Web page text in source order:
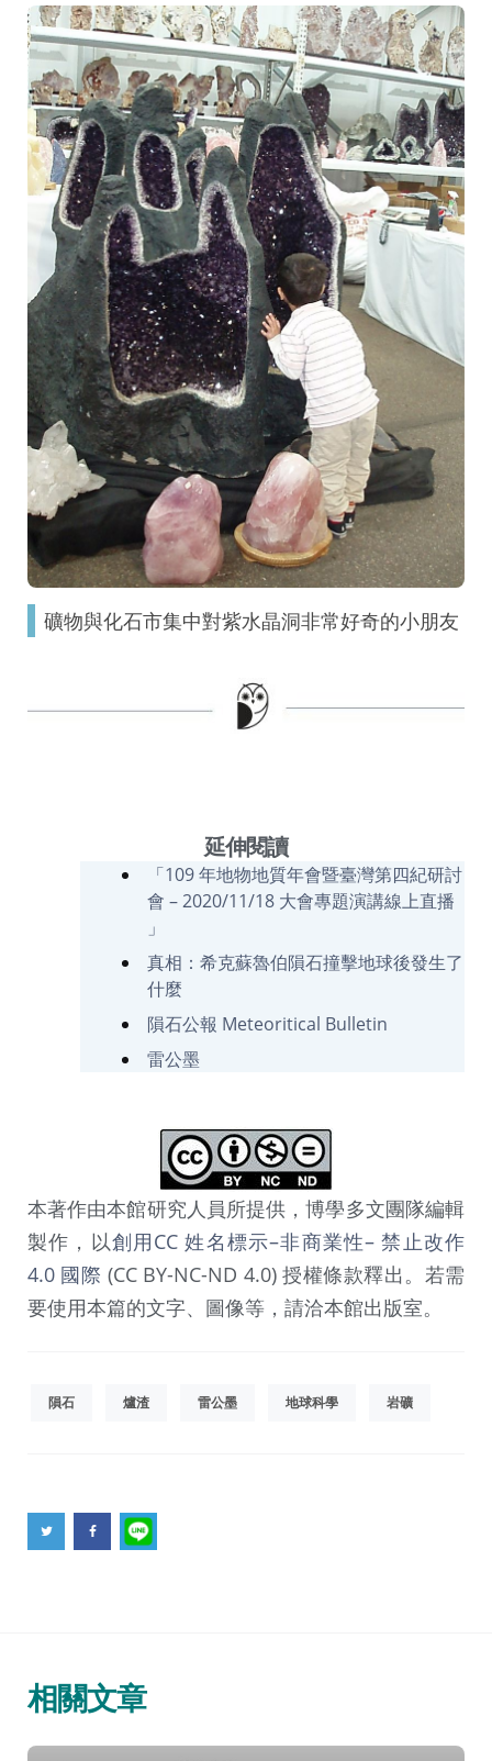
礦物與化石市集中對紫水晶洞非常好奇的小朋友
延伸閱讀
「109 年地物地質年會暨臺灣第四紀研討
會 – 2020/11/18 大會專題演講線上直播
」
真相：希克蘇魯伯隕石撞擊地球後發生了
什麼
隕石公報 Meteoritical Bulletin
雷公墨
本著作由本館研究人員所提供，博學多文團隊編輯
製作，以創用CC 姓名標示–非商業性– 禁止改作
4.0 國際 (CC BY-NC-ND 4.0) 授權條款釋出。若需
要使用本篇的文字、圖像等，請洽本館出版室。
隕石 爐渣 雷公墨 地球科學 岩礦
相關文章